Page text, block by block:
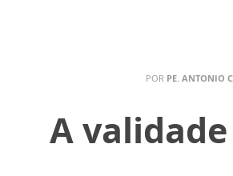
POR PE. ANTONIO
A